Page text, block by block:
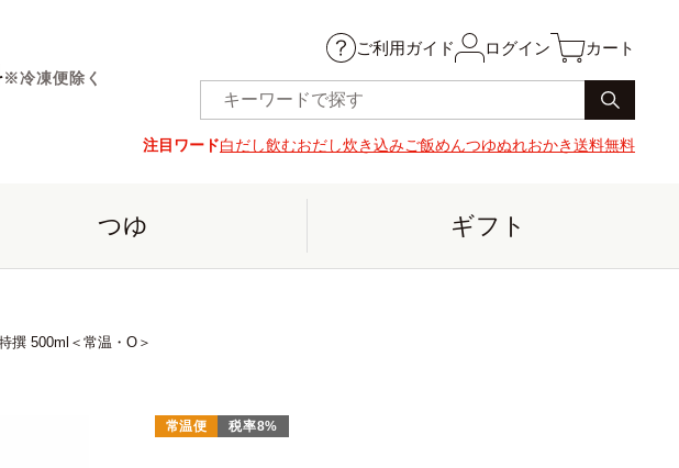
※冷凍便除く
ご利用ガイド ログイン カート
注目ワード白だし飲むおだし炊き込みご飯めんつゆぬれおかき送料無料
つゆ ギフト
撰 500ml＜常温・O＞
常温便 税率8%